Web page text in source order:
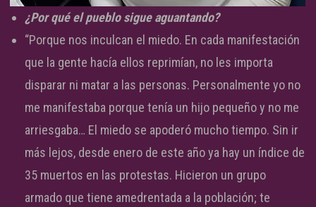
¿Por qué el pueblo sigue aguantando?
“Porque nos inculcan el miedo. En cada manifestación
que la gente hacía ellos reprimían, no les importa
disparar ni matar a las personas. Personalmente yo no
me manifestaba porque tenía un hijo pequeño y no me
arriesgaba… El miedo se apoderó mucho tiempo. Sin ir
más lejos, desde enero de este año ya hay un índice de
35 muertos en las protestas. Hicieron un grupo
armado que tiene amedrentada a la población; te